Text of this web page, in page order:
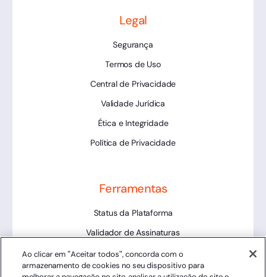
Legal
Segurança
Termos de Uso
Central de Privacidade
Validade Jurídica
Ética e Integridade
Política de Privacidade
Ferramentas
Status da Plataforma
Validador de Assinaturas
Trabalhe Conosco
LLM
Ao clicar em "Aceitar todos", concorda com o
armazenamento de cookies no seu dispositivo para